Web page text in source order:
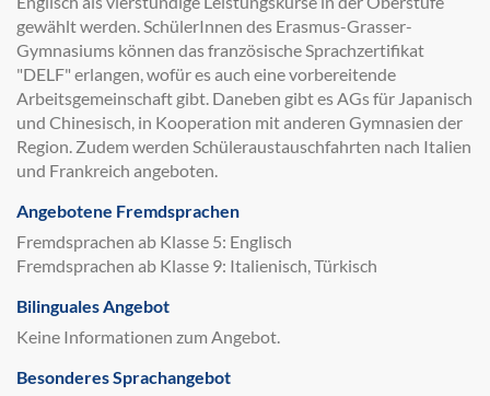
gewählt werden. SchülerInnen des Erasmus-Grasser-
Gymnasiums können das französische Sprachzertifikat
"DELF" erlangen, wofür es auch eine vorbereitende
Arbeitsgemeinschaft gibt. Daneben gibt es AGs für Japanisch
und Chinesisch, in Kooperation mit anderen Gymnasien der
Region. Zudem werden Schüleraustauschfahrten nach Italien
und Frankreich angeboten.
Angebotene Fremdsprachen
Fremdsprachen ab Klasse 5: Englisch
Fremdsprachen ab Klasse 9: Italienisch, Türkisch
Bilinguales Angebot
Keine Informationen zum Angebot.
Besonderes Sprachangebot